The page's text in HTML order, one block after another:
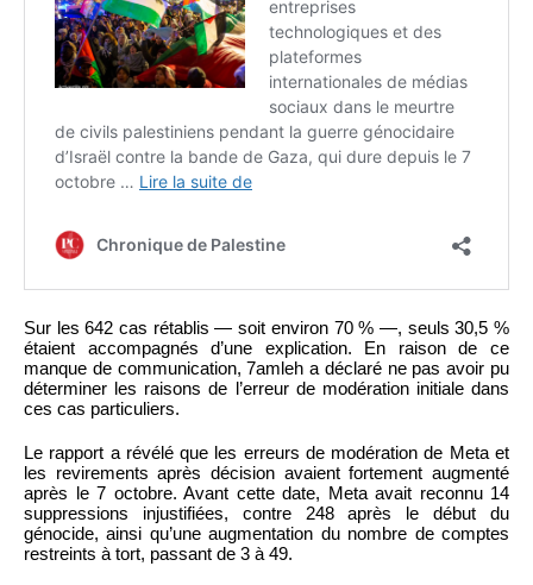
Sur les 642 cas rétablis — soit environ 70 % —, seuls 30,5 %
étaient accompagnés d’une explication. En raison de ce
manque de communication, 7amleh a déclaré ne pas avoir pu
déterminer les raisons de l’erreur de modération initiale dans
ces cas particuliers.
Le rapport a révélé que les erreurs de modération de Meta et
les revirements après décision avaient fortement augmenté
après le 7 octobre. Avant cette date, Meta avait reconnu 14
suppressions injustifiées, contre 248 après le début du
génocide, ainsi qu’une augmentation du nombre de comptes
restreints à tort, passant de 3 à 49.